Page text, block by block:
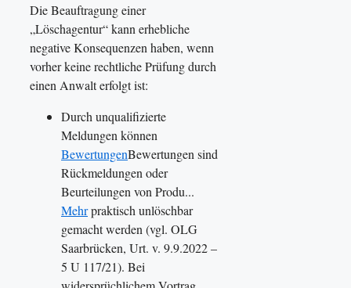
Die Beauftragung einer
„Löschagentur“ kann erhebliche
negative Konsequenzen haben, wenn
vorher keine rechtliche Prüfung durch
einen Anwalt erfolgt ist:
Durch unqualifizierte
Meldungen können
BewertungenBewertungen sind
Rückmeldungen oder
Beurteilungen von Produ...
Mehrpraktisch unlöschbar
gemacht werden (vgl. OLG
Saarbrücken, Urt. v. 9.9.2022 –
5 U 117/21). Bei